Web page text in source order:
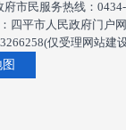
府市民服务热线：
四平市人民政府门户
仅受理网站建